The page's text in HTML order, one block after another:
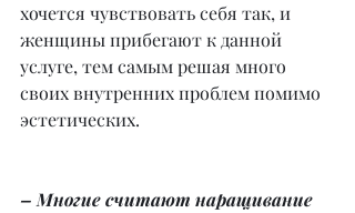
хочется чувствовать себя так, и
женщины прибегают к данной
услуге, тем самым решая много
своих внутренних проблем помимо
эстетических.
– Многие считают наращивание